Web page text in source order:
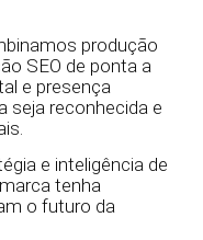
produção
SEO de ponta a
e presença
seja reconhecida e
e inteligência de
tenha
o futuro da